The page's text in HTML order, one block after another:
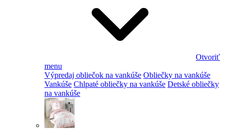
Otvoriť
menu
Výpredaj obliečok na vankúše Obliečky na vankúše
Vankúše Chlpaté obliečky na vankúše Detské obliečky
na vankúše